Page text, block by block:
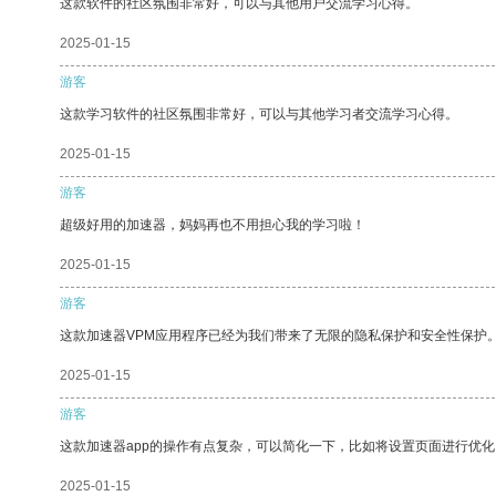
这款软件的社区氛围非常好，可以与其他用户交流学习心得。
2025-01-15
游客
这款学习软件的社区氛围非常好，可以与其他学习者交流学习心得。
2025-01-15
游客
超级好用的加速器，妈妈再也不用担心我的学习啦！
2025-01-15
游客
这款加速器VPM应用程序已经为我们带来了无限的隐私保护和安全性保护
2025-01-15
游客
这款加速器app的操作有点复杂，可以简化一下，比如将设置页面进行优
2025-01-15